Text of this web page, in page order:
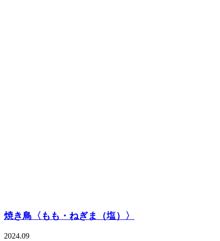
焼き鳥〈もも・ねぎま（塩）〉
2024.09